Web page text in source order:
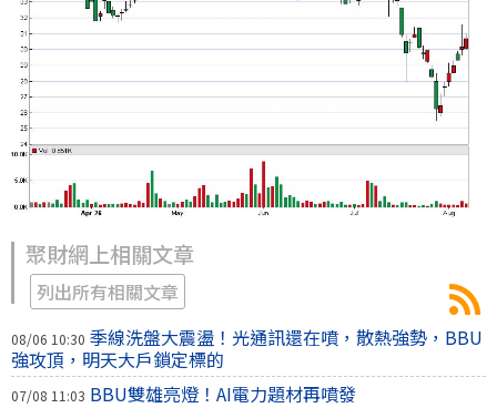
聚財網上相關文章
列出所有相關文章
08/06 10:30 季線洗盤大震盪！光通訊還在噴，散熱強勢，BBU
強攻頂，明天大戶鎖定標的
07/08 11:03 BBU雙雄亮燈！AI電力題材再噴發